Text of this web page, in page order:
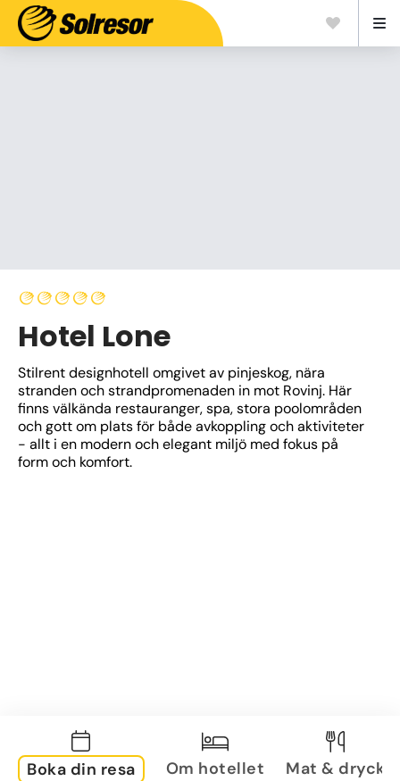
Hotel Lone
Stilrent designhotell omgivet av pinjeskog, nära
stranden och strandpromenaden in mot Rovinj. Här
finns välkända restauranger, spa, stora poolområden
och gott om plats för både avkoppling och aktiviteter
- allt i en modern och elegant miljö med fokus på
form och komfort.
Boka din resa Om hotellet Mat & dryck